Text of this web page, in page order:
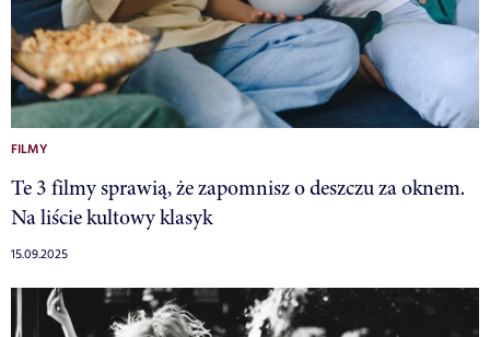
FILMY
Te 3 filmy sprawią, że zapomnisz o deszczu za oknem.
Na liście kultowy klasyk
15.09.2025